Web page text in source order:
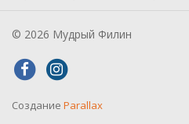
© 2026 Мудрый Филин
Создание Parallax